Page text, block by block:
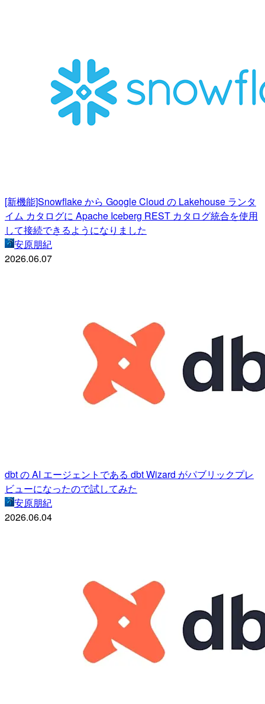
[新機能]Snowflake から Google Cloud の Lakehouse ランタ
イム カタログに Apache Iceberg REST カタログ統合を使用
して接続できるようになりました
安原朋紀
2026.06.07
dbt の AI エージェントである dbt Wizard がパブリックプレ
ビューになったので試してみた
安原朋紀
2026.06.04